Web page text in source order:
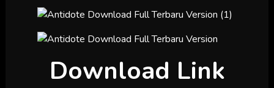
Download Link